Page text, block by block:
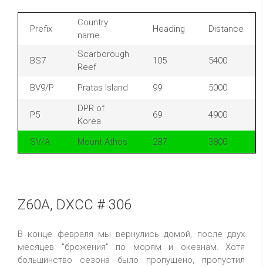
Prefix
Country
name
Heading Distance
BS7
Scarborough
Reef
105 5400
BV9/P Pratas Island 99 5000
P5
DPR of
Korea
69 4900
SV/A Mount Athos 287 3800
Z60A, DXCC # 306
В конце февраля мы вернулись домой, после двух
месяцев "брожения" по морям и океанам. Хотя
большинство сезона было пропущено, пропустил